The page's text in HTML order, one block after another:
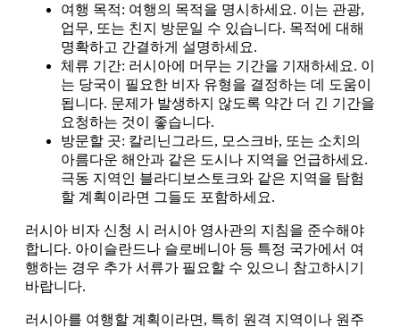
여행 목적: 여행의 목적을 명시하세요. 이는 관광,
업무, 또는 친지 방문일 수 있습니다. 목적에 대해
명확하고 간결하게 설명하세요.
체류 기간: 러시아에 머무는 기간을 기재하세요. 이
는 당국이 필요한 비자 유형을 결정하는 데 도움이
됩니다. 문제가 발생하지 않도록 약간 더 긴 기간을
요청하는 것이 좋습니다.
방문할 곳: 칼리닌그라드, 모스크바, 또는 소치의
아름다운 해안과 같은 도시나 지역을 언급하세요.
극동 지역인 블라디보스토크와 같은 지역을 탐험
할 계획이라면 그들도 포함하세요.
러시아 비자 신청 시 러시아 영사관의 지침을 준수해야
합니다. 아이슬란드나 슬로베니아 등 특정 국가에서 여
행하는 경우 추가 서류가 필요할 수 있으니 참고하시기
바랍니다.
러시아를 여행할 계획이라면, 특히 원격 지역이나 원주